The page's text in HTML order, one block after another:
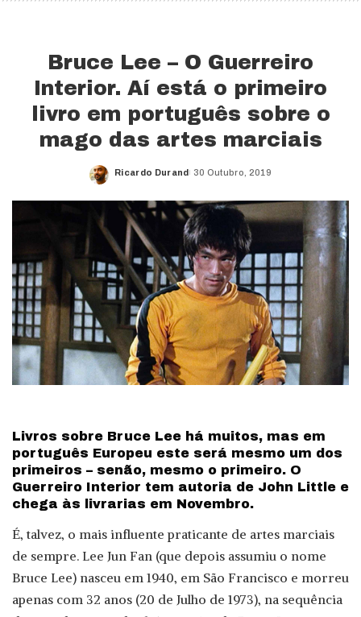
Bruce Lee – O Guerreiro
Interior. Aí está o primeiro
livro em português sobre o
mago das artes marciais
Posted
Ricardo Durand 30 Outubro, 2019
Livros sobre Bruce Lee há muitos, mas em
português Europeu este será mesmo um dos
primeiros – senão, mesmo o primeiro. O
Guerreiro Interior tem autoria de John Little e
chega às livrarias em Novembro.
É, talvez, o mais influente praticante de artes marciais
de sempre. Lee Jun Fan (que depois assumiu o nome
Bruce Lee) nasceu em 1940, em São Francisco e morreu
apenas com 32 anos (20 de Julho de 1973), na sequência